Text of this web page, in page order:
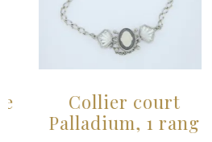
Collier court
Palladium, 1 rang